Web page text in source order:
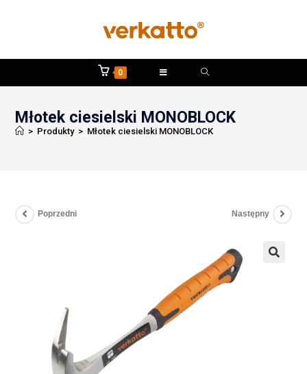
0
Młotek ciesielski MONOBLOCK
> Produkty > Młotek ciesielski MONOBLOCK
Poprzedni Następny